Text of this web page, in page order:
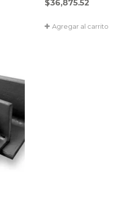
$36,875.52
Agregar al carrito